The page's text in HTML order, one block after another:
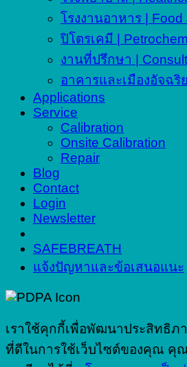
โรงงานอาหาร | Food
ปิโตรเคมี |
งานที่ปรึกษา |
อาคารและเมืองอัจฉริ
Applications
Service
Calibration
Onsite Calibration
Repair
Blog
Contact
Login
Newsletter
SAFEBREATH
แจ้งปัญหาและข้อเสนอแนะ
เราใช้คุกกี้เพื่อพัฒนาประสิทธิภ
ที่ดีในการใช้เว็บไซต์ของคุณ คุ